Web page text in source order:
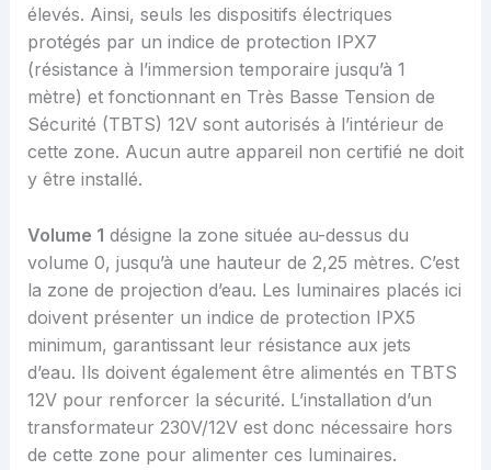
élevés. Ainsi, seuls les dispositifs électriques
protégés par un indice de protection IPX7
(résistance à l’immersion temporaire jusqu’à 1
mètre) et fonctionnant en Très Basse Tension de
Sécurité (TBTS) 12V sont autorisés à l’intérieur de
cette zone. Aucun autre appareil non certifié ne doit
y être installé.
Volume 1 désigne la zone située au-dessus du
volume 0, jusqu’à une hauteur de 2,25 mètres. C’est
la zone de projection d’eau. Les luminaires placés ici
doivent présenter un indice de protection IPX5
minimum, garantissant leur résistance aux jets
d’eau. Ils doivent également être alimentés en TBTS
12V pour renforcer la sécurité. L’installation d’un
transformateur 230V/12V est donc nécessaire hors
de cette zone pour alimenter ces luminaires.